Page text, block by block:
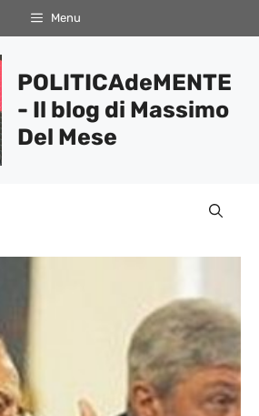
Menu
POLITICAdeMENTE
- Il blog di Massimo
Del Mese